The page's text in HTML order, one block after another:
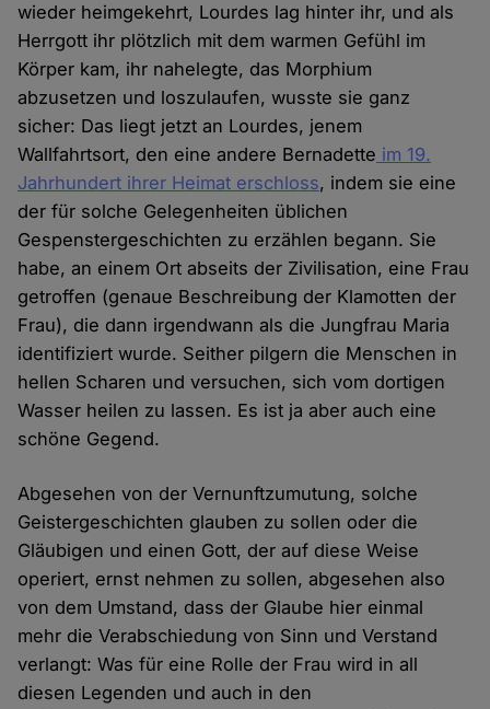
wieder heimgekehrt, Lourdes lag hinter ihr, und als
Herrgott ihr plötzlich mit dem warmen Gefühl im
Körper kam, ihr nahelegte, das Morphium
abzusetzen und loszulaufen, wusste sie ganz
sicher: Das liegt jetzt an Lourdes, jenem
Wallfahrtsort, den eine andere Bernadette im 19.
Jahrhundert ihrer Heimat erschloss, indem sie eine
der für solche Gelegenheiten üblichen
Gespenstergeschichten zu erzählen begann. Sie
habe, an einem Ort abseits der Zivilisation, eine Frau
getroffen (genaue Beschreibung der Klamotten der
Frau), die dann irgendwann als die Jungfrau Maria
identifiziert wurde. Seither pilgern die Menschen in
hellen Scharen und versuchen, sich vom dortigen
Wasser heilen zu lassen. Es ist ja aber auch eine
schöne Gegend.
Abgesehen von der Vernunftzumutung, solche
Geistergeschichten glauben zu sollen oder die
Gläubigen und einen Gott, der auf diese Weise
operiert, ernst nehmen zu sollen, abgesehen also
von dem Umstand, dass der Glaube hier einmal
mehr die Verabschiedung von Sinn und Verstand
verlangt: Was für eine Rolle der Frau wird in all
diesen Legenden und auch in den